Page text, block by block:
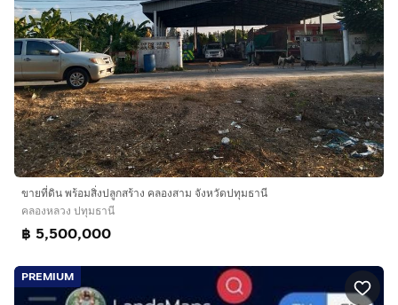
ขายที่ดิน พร้อมสิ่งปลูกสร้าง คลองสาม จังหวัดปทุมธานี
คลองหลวง ปทุมธานี
฿ 5,500,000
PREMIUM